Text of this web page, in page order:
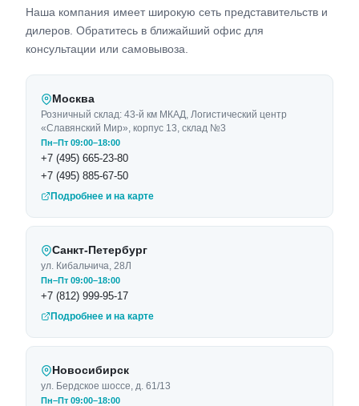
Наша компания имеет широкую сеть представительств и
дилеров. Обратитесь в ближайший офис для
консультации или самовывоза.
Москва
Розничный склад: 43-й км МКАД, Логистический центр
«Славянский Мир», корпус 13, склад №3
Пн–Пт 09:00–18:00
+7 (495) 665-23-80
+7 (495) 885-67-50
Подробнее и на карте
Санкт-Петербург
ул. Кибальчича, 28Л
Пн–Пт 09:00–18:00
+7 (812) 999-95-17
Подробнее и на карте
Новосибирск
ул. Бердское шоссе, д. 61/13
Пн–Пт 09:00–18:00